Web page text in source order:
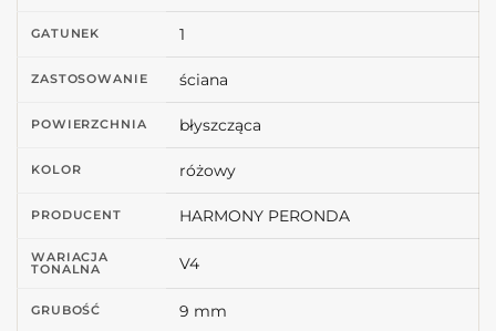
GATUNEK 1
ZASTOSOWANIE ściana
POWIERZCHNIA błyszcząca
KOLOR różowy
PRODUCENT HARMONY PERONDA
WARIACJA
TONALNA V4
GRUBOŚĆ 9 mm